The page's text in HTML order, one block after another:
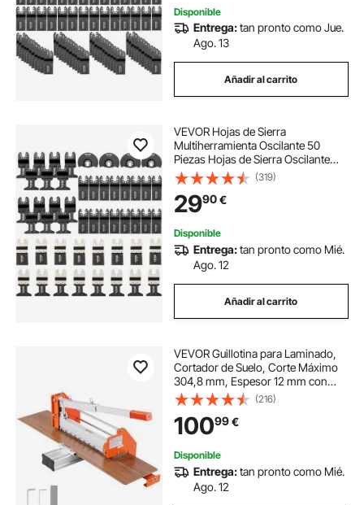
Disponible
Entrega:tan pronto como Jue.
Ago. 13
Añadir al carrito
VEVOR Hojas de Sierra
Multiherramienta Oscilante 50
Piezas Hojas de Sierra Oscilante
Cuchillas de Herramientas
Oscilantes Material de HCS + Acero
Inoxidable para Madera y Metal
(319)
2990€
Disponible
Entrega:tan pronto como Mié.
Ago. 12
Añadir al carrito
VEVOR Guillotina para Laminado,
Cortador de Suelo, Corte Máximo
304,8 mm, Espesor 12 mm con
Cuchilla D2, Guía de Ángulo,
Palanca de Aluminio, Soporte
Telescópico para Piso Vinilo SPC
LVP LVT VCT WPC
(216)
10099€
Disponible
Entrega:tan pronto como Mié.
Ago. 12